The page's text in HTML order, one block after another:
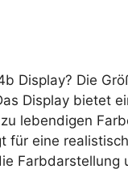
Display? Die
Display bietet
lebendigen
für eine
Farbdarstellung